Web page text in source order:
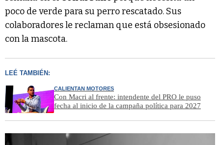
poco de verde para su perro rescatado. Sus
colaboradores le reclaman que está obsesionado
con la mascota.
LEÉ TAMBIÉN:
CALIENTAN MOTORES
Con Macri al frente: intendente del PRO le puso
fecha al inicio de la campaña política para 2027